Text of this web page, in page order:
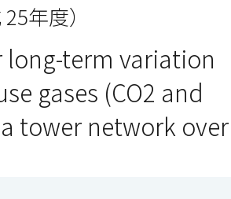
）
年度）
long-term variation
gases (CO2 and
tower network over